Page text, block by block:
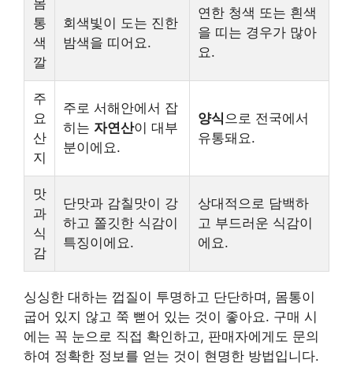
몸
통
색
깔
회색빛이 도는 진한
밤색을 띠어요.
연한 청색 또는 흰색
을 띠는 경우가 많아
요.
주
요
산
지
주로 서해안에서 잡
히는 자연산이 대부
분이에요.
양식으로 전국에서
유통돼요.
맛
과
식
감
단맛과 감칠맛이 강
하고 쫄깃한 식감이
특징이에요.
상대적으로 담백하
고 부드러운 식감이
에요.
싱싱한 대하는 껍질이 투명하고 단단하며, 몸통이
굽어 있지 않고 쭉 뻗어 있는 것이 좋아요. 구매 시
에는 꼭 눈으로 직접 확인하고, 판매자에게도 문의
하여 정확한 정보를 얻는 것이 현명한 방법입니다.